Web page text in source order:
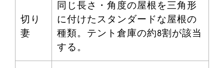
切り
妻
同じ長さ・角度の屋根を三角形
に付けたスタンダードな屋根の
種類。テント倉庫の約8割が該当
する。